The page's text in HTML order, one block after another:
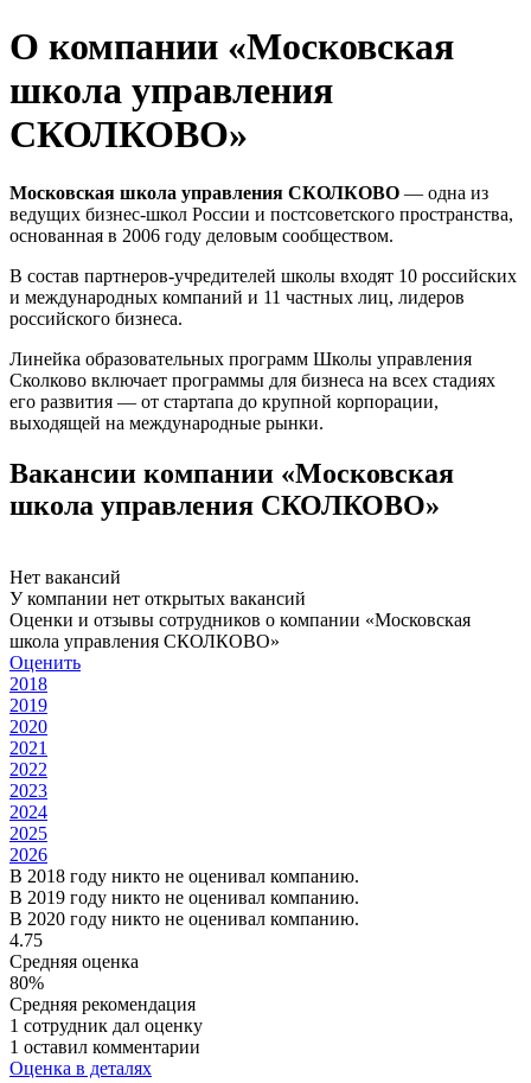
О компании «Московская
школа управления
СКОЛКОВО»
Московская школа управления СКОЛКОВО — одна из
ведущих бизнес-школ России и постсоветского пространства,
основанная в 2006 году деловым сообществом.
В состав партнеров-учредителей школы входят 10 российских
и международных компаний и 11 частных лиц, лидеров
российского бизнеса.
Линейка образовательных программ Школы управления
Сколково включает программы для бизнеса на всех стадиях
его развития — от стартапа до крупной корпорации,
выходящей на международные рынки.
Вакансии компании «Московская
школа управления СКОЛКОВО»
Нет вакансий
У компании нет открытых вакансий
Оценки и отзывы сотрудников о компании «Московская
школа управления СКОЛКОВО»
Оценить
2018
2019
2020
2021
2022
2023
2024
2025
2026
В 2018 году никто не оценивал компанию.
В 2019 году никто не оценивал компанию.
В 2020 году никто не оценивал компанию.
4.75
Средняя оценка
80%
Средняя рекомендация
1 сотрудник дал оценку
1 оставил комментарии
Оценка в деталях